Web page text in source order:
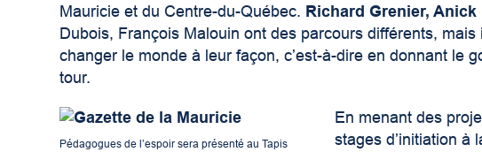
Mauricie et du Centre-du-Québec. Richard Grenier, Anick
Dubois, François Malouin ont des parcours différents,
changer le monde à leur façon, c’est-à-dire en donnant le
tour.
Pédagogues de l’espoir sera présenté au Tapis
En menant des
stages d’initiation à